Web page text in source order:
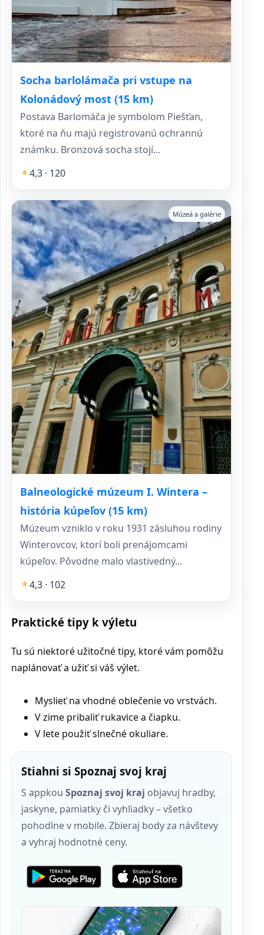
Socha barlolámača pri vstupe na
Kolonádový most (15 km)
Postava Barlomáča je symbolom Piešťan,
ktoré na ňu majú registrovanú ochrannú
známku. Bronzová socha stojí...
4,3 · 120
Balneologické múzeum I. Wintera –
história kúpeľov (15 km)
Múzeá a galérie
Múzeum vzniklo v roku 1931 zásluhou rodiny
Winterovcov, ktorí boli prenájomcami
kúpeľov. Pôvodne malo vlastivedný...
4,3 · 102
Praktické tipy k výletu
Tu sú niektoré užitočné tipy, ktoré vám pomôžu
naplánovať a užiť si váš výlet.
Myslieť na vhodné oblečenie vo vrstvách.
V zime pribaliť rukavice a čiapku.
V lete použiť slnečné okuliare.
Stiahni si Spoznaj svoj kraj
S appkou Spoznaj svoj kraj objavuj hradby,
jaskyne, pamiatky či vyhliadky – všetko
pohodlne v mobile. Zbieraj body za návštevy
a vyhraj hodnotné ceny.